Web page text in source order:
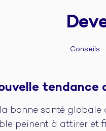
Conseils
tendance
bonne santé globale
peinent à attirer et